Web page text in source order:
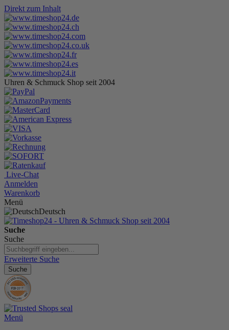
Direkt zum Inhalt
Uhren & Schmuck Shop seit 2004
Live-Chat
Anmelden
Warenkorb
Menü
Deutsch
Suche
Suche
Erweiterte Suche
Suche
Menü